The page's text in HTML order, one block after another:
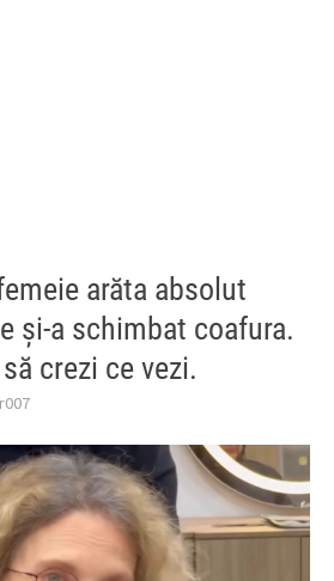
arăta absolut
și-a schimbat coafura.
crezi ce vezi.